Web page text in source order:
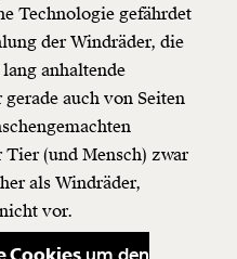
können gemeinsam
dass sie für alle
sind für alle frei im
Und das wird auch
den Fortschritt und
Technologie gefährdet
der Windräder, die
anhaltende
auch von Seiten
(und Mensch) zwar
als Windräder,
vor.